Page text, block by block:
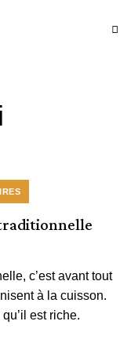
c’est avant tout
à la cuisson.
est riche.